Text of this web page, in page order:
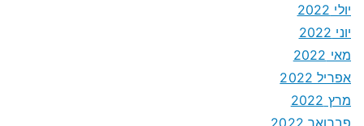
יולי 2022
יוני 2022
מאי 2022
אפריל 2022
מרץ 2022
פברואר 2022